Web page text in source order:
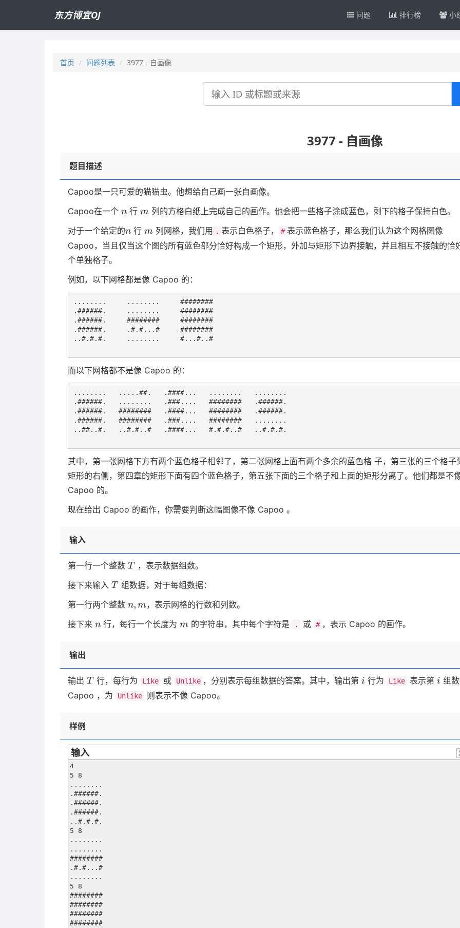
东方博宜OJ 问题 排行榜 小
首页 问题列表 3977 - 自画像
搜
3977 - 自画像
题目描述
Capoo是一只可爱的猫猫虫。他想给自己画一张自画像。
Capoo在一个 n
n 行 m
m 列的方格白纸上完成自己的画作。他会把一些格子涂成蓝色，剩下的格子保持白色。
对于一个给定的n
n 行 m
m 列网格，我们用 . 表示白色格子， # 表示蓝色格子，那么我们认为这个网格图像
Capoo，当且仅当这个图的所有蓝色部分恰好构成一个矩形，外加与矩形下边界接触，并且相互不接触的恰
个单独格子。
例如，以下网格都是像 Capoo 的：
........     ........     ########
.######.     ........     ########
.######.     ########     ########
.######.     .#.#...#     ########
..#.#.#.     ........     #...#..#
而以下网格都不是像 Capoo 的：
........   .....##.   .####...   ........   ........
.######.   ........   .###....   ########   .######.
.######.   ########   .####...   ########   .######.
.######.   ########   .###....   ########   ........
..##..#.   ..#.#..#   .####...   #.#.#..#   ..#.#.#.
其中，第一张网格下方有两个蓝色格子相邻了，第二张网格上面有两个多余的蓝色格 子，第三张的三个格子
矩形的右侧，第四章的矩形下面有四个蓝色格子，第五张下面的三个格子和上面的矩形分离了。他们都是不
Capoo 的。
现在给出 Capoo 的画作，你需要判断这幅图像不像 Capoo 。
输入
第一行一个整数 T
T ，表示数据组数。
接下来输入 T
T 组数据，对于每组数据：
第一行两个整数 n,
n, m，表示网格的行数和列数。
接下来 n
n 行，每行一个长度为 m
m 的字符串，其中每个字符是 . 或 # ，表示 Capoo 的画作。
输出
输出 T
T 行，每行为 Like 或 Unlike ，分别表示每组数据的答案。其中，输出第 i
i 行为 Like 表示第 i
i 组
Capoo ，为
Unlike 则表示不像 Capoo。
样例
输入
4
5 8
........
.######.
.######.
.######.
..#.#.#.
5 8
........
........
########
.#.#...#
........
5 8
########
########
########
########